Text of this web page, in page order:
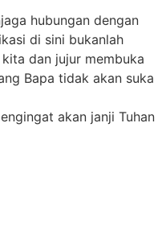
hubungan dengan
di sini bukanlah
dan jujur membuka
Bapa tidak akan suka
akan janji Tuhan